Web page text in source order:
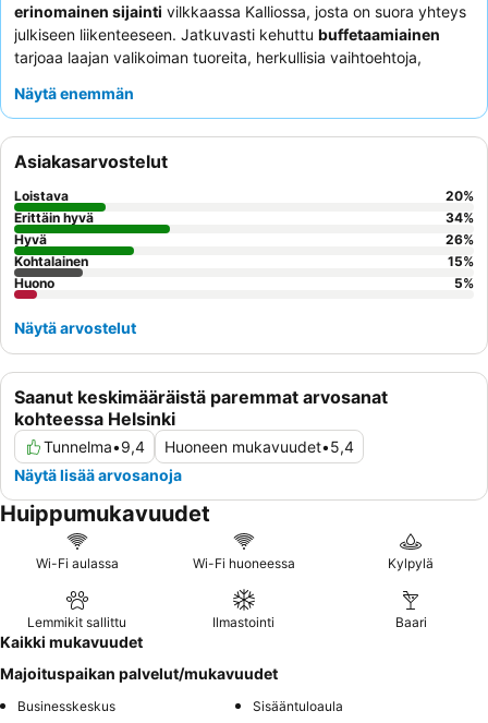
erinomainen sijainti vilkkaassa Kalliossa, josta on suora yhteys
julkiseen liikenteeseen. Jatkuvasti kehuttu buffetaamiainen
tarjoaa laajan valikoiman tuoreita, herkullisia vaihtoehtoja,
Asiakkaat kehuvat jatkuvasti
Rauhallisempaa kokemusta kaipaavat asiakkaat saattavat pitää
enemmän huoneista, jotka eivät avaudu kadulle päin.
Näytä enemmän
Saanut keskimääräistä paremmat arvosanat
kohteessa Helsinki
Tunnelma•9,4 Huoneen mukavuudet•5,4
Näytä lisää arvosanoja
Asiakasarvostelut
Loistava 20%
Erittäin hyvä
34%
Hyvä
26%
Kohtalainen
15%
Huono
5%
Näytä arvostelut
Huippumukavuudet
Wi-Fi aulassa Wi-Fi huoneessa Kylpylä
Lemmikit sallittu Ilmastointi Baari
Kaikki mukavuudet
Majoituspaikan palvelut/mukavuudet
Businesskeskus
Sisääntuloaula